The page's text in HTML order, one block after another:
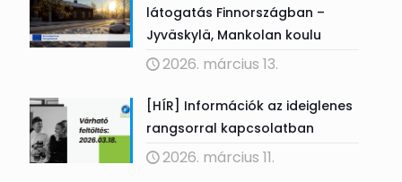
látogatás Finnországban –
Jyväskylä, Mankolan koulu
2026. március 13.
[HÍR] Információk az ideiglenes
rangsorral kapcsolatban
2026. március 11.